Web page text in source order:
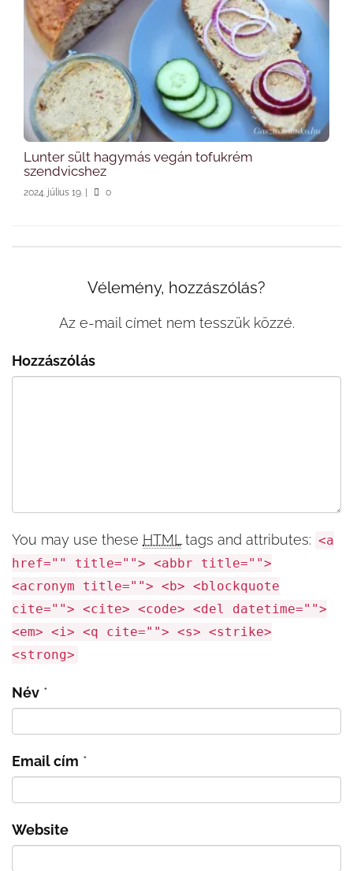
Lunter sült hagymás vegán tofukrém
szendvicshez
2024. július 19. 0
Vélemény, hozzászólás?
Az e-mail címet nem tesszük közzé.
Hozzászólás
You may use these HTML tags and attributes: <a
href="" title=""> <abbr title="">
<acronym title=""> <b> <blockquote
cite=""> <cite> <code> <del datetime="">
<em> <i> <q cite=""> <s> <strike>
<strong>
Név *
Email cím *
Website